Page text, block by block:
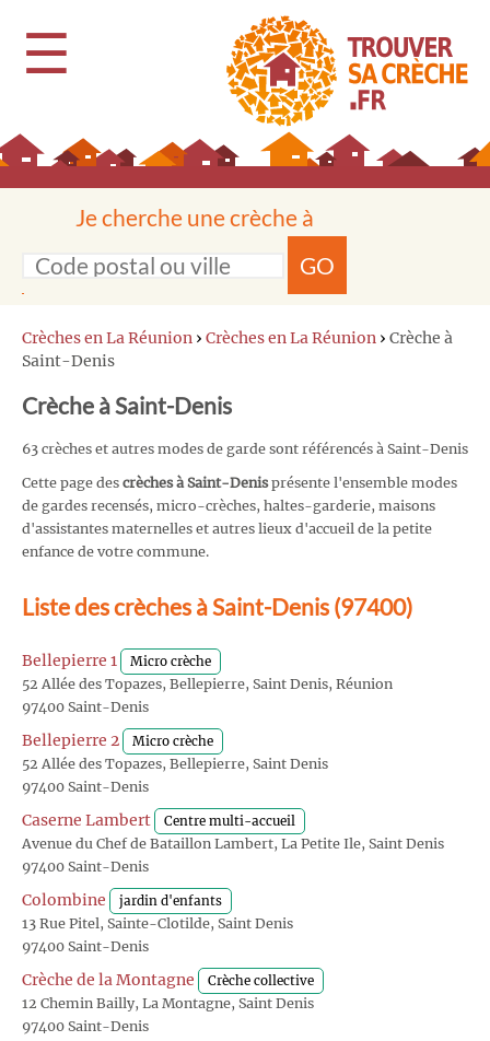
☰
Je cherche une crèche à
GO
Crèches en La Réunion › Crèches en La Réunion › Crèche à
Saint-Denis
Crèche à Saint-Denis
63 crèches et autres modes de garde sont référencés à Saint-Denis
Cette page des crèches à Saint-Denisprésente l'ensemble modes
de gardes recensés, micro-crèches, haltes-garderie, maisons
d'assistantes maternelles et autres lieux d'accueil de la petite
enfance de votre commune.
Liste des crèches à Saint-Denis (97400)
Bellepierre 1 Micro crèche
52 Allée des Topazes, Bellepierre, Saint Denis, Réunion
97400 Saint-Denis
Bellepierre 2 Micro crèche
52 Allée des Topazes, Bellepierre, Saint Denis
97400 Saint-Denis
Caserne Lambert Centre multi-accueil
Avenue du Chef de Bataillon Lambert, La Petite Ile, Saint Denis
97400 Saint-Denis
Colombine jardin d'enfants
13 Rue Pitel, Sainte-Clotilde, Saint Denis
97400 Saint-Denis
Crèche de la Montagne Crèche collective
12 Chemin Bailly, La Montagne, Saint Denis
97400 Saint-Denis